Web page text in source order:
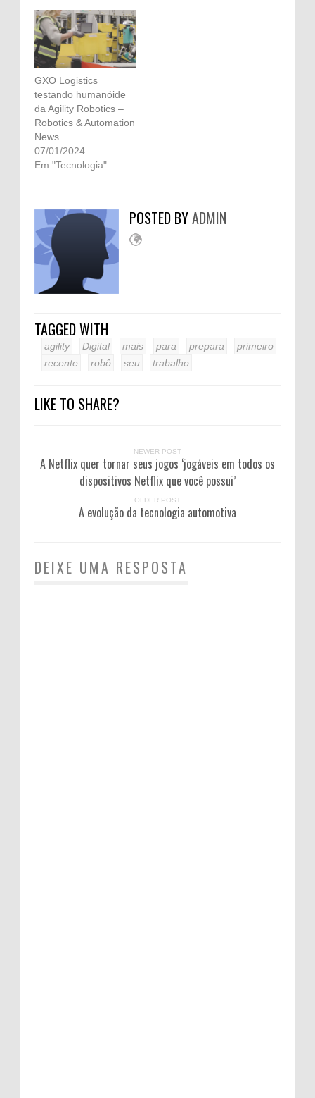
GXO Logistics
testando humanóide
da Agility Robotics –
Robotics & Automation
News
07/01/2024
Em "Tecnologia"
POSTED BYADMIN
TAGGED WITH
agility Digital mais para prepara
primeiro
recente
robô seu trabalho
LIKE TO SHARE?
NEWER POST
A Netflix quer tornar seus jogos ‘jogáveis ​​em todos os
dispositivos Netflix que você possui’
OLDER POST
A evolução da tecnologia automotiva
DEIXE UMA RESPOSTA